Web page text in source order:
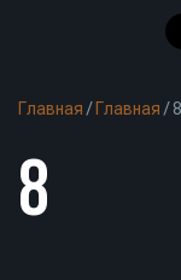
Главная / Главная /8
8